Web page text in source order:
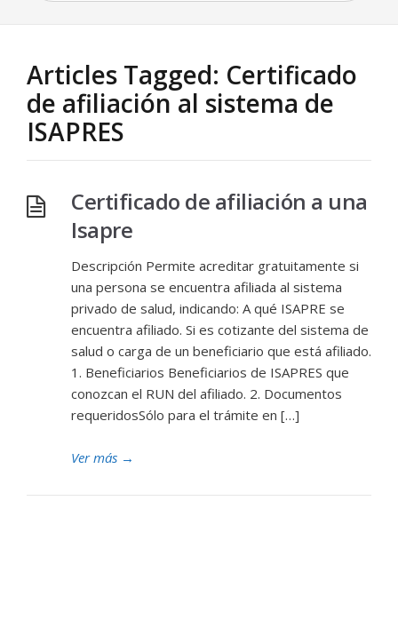
Articles Tagged: Certificado
de afiliación al sistema de
ISAPRES
Certificado de afiliación a una
Isapre
Descripción Permite acreditar gratuitamente si
una persona se encuentra afiliada al sistema
privado de salud, indicando: A qué ISAPRE se
encuentra afiliado. Si es cotizante del sistema de
salud o carga de un beneficiario que está afiliado.
1. Beneficiarios Beneficiarios de ISAPRES que
conozcan el RUN del afiliado. 2. Documentos
requeridosSólo para el trámite en […]
Ver más →